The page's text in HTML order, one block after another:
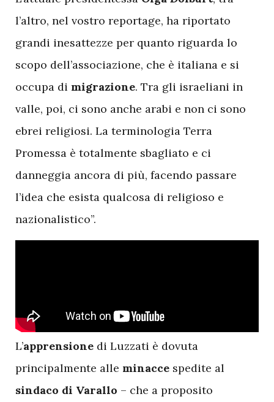
l’altro, nel vostro reportage, ha riportato
grandi inesattezze per quanto riguarda lo
scopo dell’associazione, che è italiana e si
occupa di migrazione. Tra gli israeliani in
valle, poi, ci sono anche arabi e non ci sono
ebrei religiosi. La terminologia Terra
Promessa è totalmente sbagliato e ci
danneggia ancora di più, facendo passare
l’idea che esista qualcosa di religioso e
nazionalistico”.
L’apprensione di Luzzati è dovuta
principalmente alle minacce spedite al
sindaco di Varallo – che a proposito